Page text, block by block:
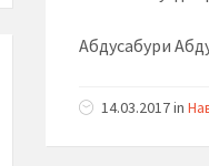
Абдусабури
14.03.2017in